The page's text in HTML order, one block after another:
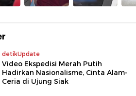
detikUpdate
Video Ekspedisi Merah Putih
Hadirkan Nasionalisme, Cinta Alam-
Ceria di Ujung Siak